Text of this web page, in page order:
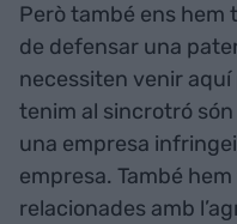
Però també ens hem
de defensar una
necessiten venir
tenim al sincrotró
una empresa
empresa. També
relacionades amb